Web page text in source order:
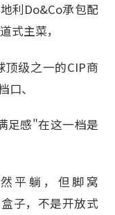
利Do&Co承包配
式主菜，
级之一的CIP商
、
足感"在这一档是
平躺，但脚窝
子，不是开放式